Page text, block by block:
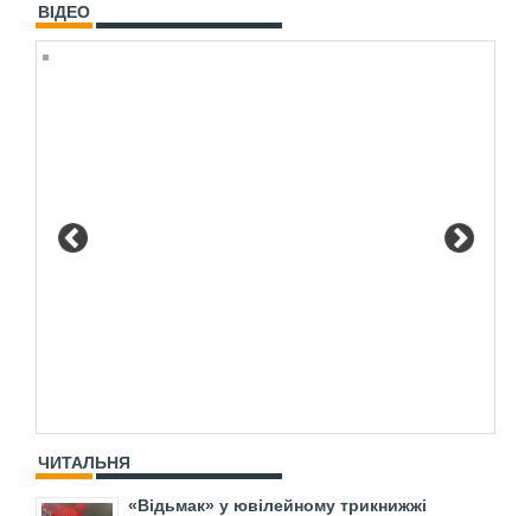
ВІДЕО
ЧИТАЛЬНЯ
«Відьмак» у ювілейному трикнижжі